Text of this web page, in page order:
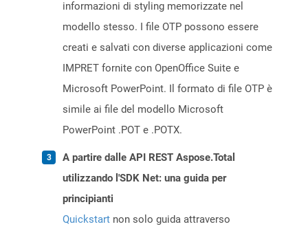
informazioni di styling memorizzate nel
modello stesso. I file OTP possono essere
creati e salvati con diverse applicazioni come
IMPRET fornite con OpenOffice Suite e
Microsoft PowerPoint. Il formato di file OTP è
simile ai file del modello Microsoft
PowerPoint .POT e .POTX.
A partire dalle API REST Aspose.Total
utilizzando l'SDK Net: una guida per
principianti
Quickstart non solo guida attraverso